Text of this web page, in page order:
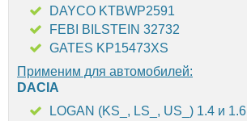
DAYCO KTBWP2591
FEBI BILSTEIN 32732
GATES KP15473XS
Применим для автомобилей:
DACIA
LOGAN (KS_, LS_, US_) 1.4 и 1.6